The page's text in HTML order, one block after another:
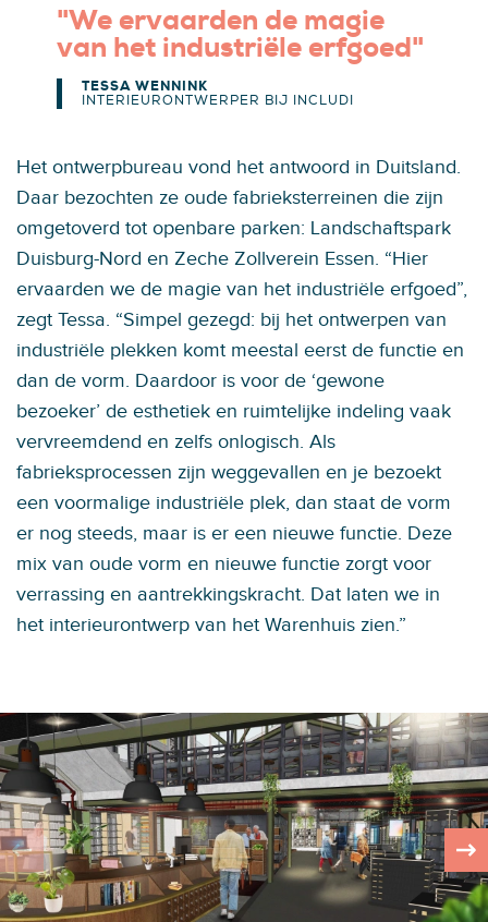
"We ervaarden de magie
van het industriële erfgoed"
TESSA WENNINK
INTERIEURONTWERPER BIJ INCLUDI
Het ontwerpbureau vond het antwoord in Duitsland.
Daar bezochten ze oude fabrieksterreinen die zijn
omgetoverd tot openbare parken: Landschaftspark
Duisburg-Nord en Zeche Zollverein Essen. “Hier
ervaarden we de magie van het industriële erfgoed”,
zegt Tessa. “Simpel gezegd: bij het ontwerpen van
industriële plekken komt meestal eerst de functie en
dan de vorm. Daardoor is voor de ‘gewone
bezoeker’ de esthetiek en ruimtelijke indeling vaak
vervreemdend en zelfs onlogisch. Als
fabrieksprocessen zijn weggevallen en je bezoekt
een voormalige industriële plek, dan staat de vorm
er nog steeds, maar is er een nieuwe functie. Deze
mix van oude vorm en nieuwe functie zorgt voor
verrassing en aantrekkingskracht. Dat laten we in
het interieurontwerp van het Warenhuis zien.”